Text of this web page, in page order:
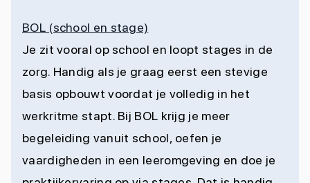
BOL (school en stage)
Je zit vooral op school en loopt stages in de
zorg. Handig als je graag eerst een stevige
basis opbouwt voordat je volledig in het
werkritme stapt. Bij BOL krijg je meer
begeleiding vanuit school, oefen je
vaardigheden in een leeromgeving en doe je